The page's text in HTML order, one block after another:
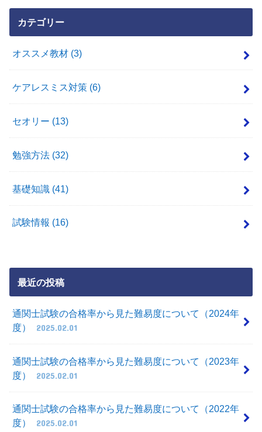
カテゴリー
オススメ教材 (3)
ケアレスミス対策 (6)
セオリー (13)
勉強方法 (32)
基礎知識 (41)
試験情報 (16)
最近の投稿
通関士試験の合格率から見た難易度について（2024年
度）
2025.02.01
通関士試験の合格率から見た難易度について（2023年
度）
2025.02.01
通関士試験の合格率から見た難易度について（2022年
度）
2025.02.01